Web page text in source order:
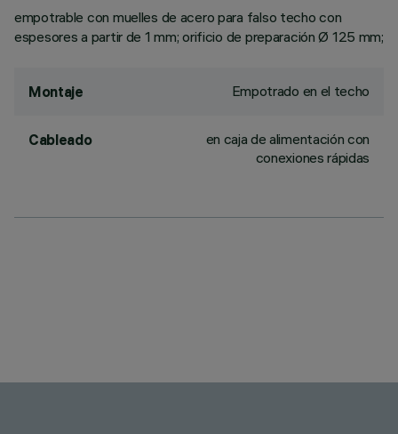
empotrable con muelles de acero para falso techo con
espesores a partir de 1 mm; orificio de preparación Ø 125 mm;
Montaje Empotrado en el techo
Cableado
en caja de alimentación con
conexiones rápidas